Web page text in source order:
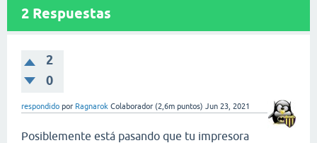
2 Respuestas
2
0
respondido por Ragnarok Colaborador (2,6m puntos) Jun 23, 2021
Posiblemente está pasando que tu impresora